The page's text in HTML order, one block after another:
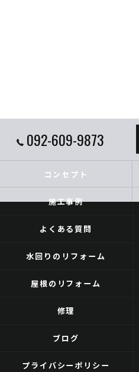
092-609-9873
コンセプト
施工事例
よくある質問
水回りのリフォーム
屋根のリフォーム
修理
ブログ
プライバシーポリシー